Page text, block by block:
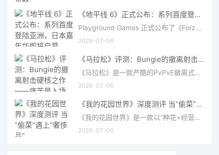
《地平线 6》正式公布：系列首度登陆亚洲，日本嘉年华即将启幕
Playground Games 正式公布了《Forza Horizon 6》，这次备受赞誉的地平线嘉年华将首次驶入亚洲，落户日本。玩家
2026-07-06
《马拉松》评测：Bungie的撤离射击硬核之作——痛苦是入场券，回报是顶级的
《马拉松》是一款严酷的PvPvE撤离式射击游戏，现已登陆PS5、Xbox Series X/S和PC。它继承了Bungie上世纪90年
2026-07-06
《我的花园世界》深度测评 当“偷菜”遇上“奢侈品”
《我的花园世界》是一款以“种花+经营+社交”为核心的模拟经营类手游。游戏将玩家置于一个古风花园环境中，扮
2026-07-06